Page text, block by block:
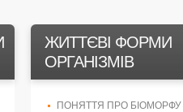
ЖИТТЄВІ ФОРМИ
ОРГАНІЗМІВ
ПОНЯТТЯ ПРО БІОМОРФУ